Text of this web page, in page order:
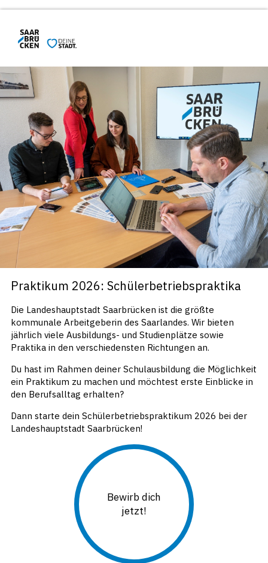
Praktikum 2026: Schülerbetriebspraktika
Die Landeshauptstadt Saarbrücken ist die größte
kommunale Arbeitgeberin des Saarlandes. Wir bieten
jährlich viele Ausbildungs- und Studienplätze sowie
Praktika in den verschiedensten Richtungen an.
Du hast im Rahmen deiner Schulausbildung die Möglichkeit
ein Praktikum zu machen und möchtest erste Einblicke in
den Berufsalltag erhalten?
Dann starte dein Schülerbetriebspraktikum 2026 bei der
Landeshauptstadt Saarbrücken!
Bewirb dich
jetzt!